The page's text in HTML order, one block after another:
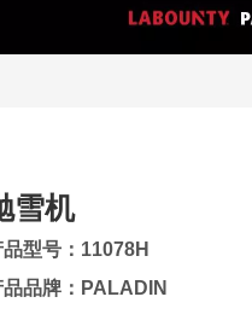
雪机
品型号：11078H
品品牌：PALADIN